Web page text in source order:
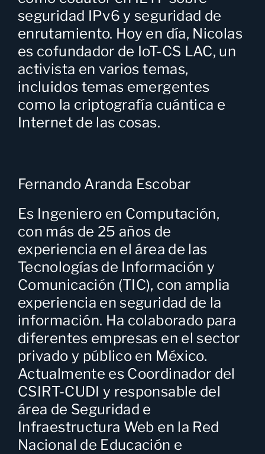
seguridad IPv6 y seguridad de
enrutamiento. Hoy en día, Nicolas
es cofundador de IoT-CS LAC, un
activista en varios temas,
incluidos temas emergentes
como la criptografía cuántica e
Internet de las cosas.
Fernando Aranda Escobar
Es Ingeniero en Computación,
con más de 25 años de
experiencia en el área de las
Tecnologías de Información y
Comunicación (TIC), con amplia
experiencia en seguridad de la
información. Ha colaborado para
diferentes empresas en el sector
privado y público en México.
Actualmente es Coordinador del
CSIRT-CUDI y responsable del
área de Seguridad e
Infraestructura Web en la Red
Nacional de Educación e